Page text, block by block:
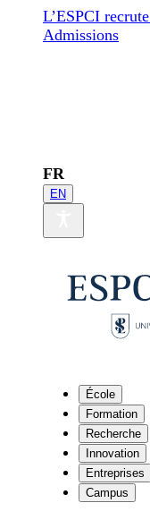
L’ESPCI recrute
Admissions
FR
EN
École
Formation
Recherche
Innovation
Entreprises
Campus